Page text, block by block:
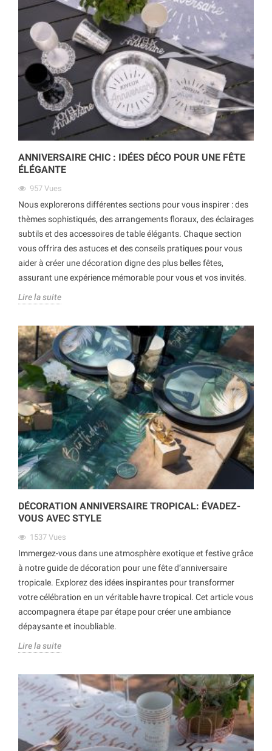
ANNIVERSAIRE CHIC : IDÉES DÉCO POUR UNE FÊTE
ÉLÉGANTE
957 Vues
Nous explorerons différentes sections pour vous inspirer : des
thèmes sophistiqués, des arrangements floraux, des éclairages
subtils et des accessoires de table élégants. Chaque section
vous offrira des astuces et des conseils pratiques pour vous
aider à créer une décoration digne des plus belles fêtes,
assurant une expérience mémorable pour vous et vos invités.
Lire la suite
DÉCORATION ANNIVERSAIRE TROPICAL: ÉVADEZ-
VOUS AVEC STYLE
1537 Vues
Immergez-vous dans une atmosphère exotique et festive grâce
à notre guide de décoration pour une fête d’anniversaire
tropicale. Explorez des idées inspirantes pour transformer
votre célébration en un véritable havre tropical. Cet article vous
accompagnera étape par étape pour créer une ambiance
dépaysante et inoubliable.
Lire la suite